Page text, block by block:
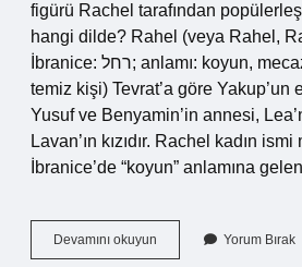
figürü Rachel tarafından
hangi dilde? Rahel (veya Rahel,
İbranice: רחל; anlamı: koyun, mecazi anlamı: saf ve
temiz kişi) Tevrat’a göre Yakup’un
Yusuf ve Benyamin’in annesi,
Lavan’ın kızıdır. Rachel kadın
İbranice’de “koyun” anlamına
Devamını okuyun
Hangi
Yorum Bırak